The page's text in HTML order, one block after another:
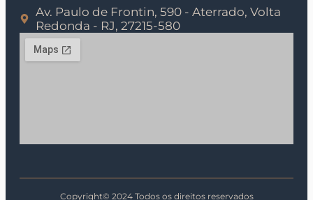
Av. Paulo de Frontin, 590 - Aterrado, Volta
Redonda - RJ, 27215-580
Copyright© 2024 Todos os direitos reservados